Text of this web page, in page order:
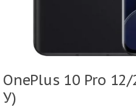
OnePlus 10 Pro
У)